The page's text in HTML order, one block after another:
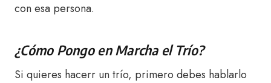
con esa persona.
¿Cómo Pongo en Marcha el Trío?
Si quieres hacerr un trío, primero debes hablarlo